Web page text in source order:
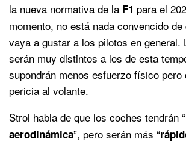
la nueva normativa de la F1 para el
momento, no está nada convencido
vaya a gustar a los pilotos en general.
serán muy distintos a los de esta
supondrán menos esfuerzo físico pero
pericia al volante.
Strol habla de que los coches tendrán “
aerodinámica”, pero serán más “